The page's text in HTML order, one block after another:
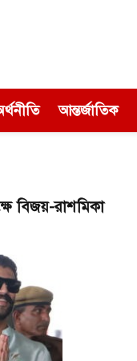
আন্তর্জাতিক
বিজয়-রাশমিকা